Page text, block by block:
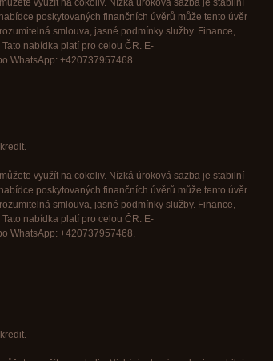
využít na cokoliv. Nízká úroková sazba je stabilní
poskytovaných finančních úvěrů může tento úvěr
smlouva, jasné podmínky služby. Finance,
nabídka platí pro celou ČR. E-
WhatsApp: +420737957468.
využít na cokoliv. Nízká úroková sazba je stabilní
poskytovaných finančních úvěrů může tento úvěr
smlouva, jasné podmínky služby. Finance,
nabídka platí pro celou ČR. E-
WhatsApp: +420737957468.